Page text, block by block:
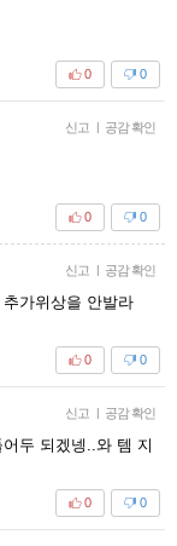
0
0
신고 | 공감 확인
0
0
신고 | 공감 확인
가위상을 안발라
0
0
신고 | 공감 확인
두 되겠넹..와 템 지
0
0